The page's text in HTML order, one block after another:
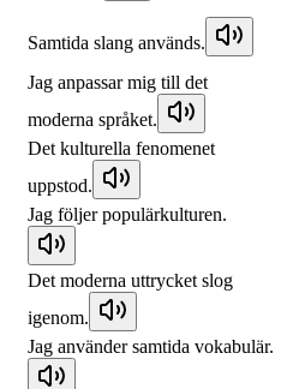
Samtida slang används.
Jag anpassar mig till det
moderna språket.
Det kulturella fenomenet
uppstod.
Jag följer populärkulturen.
Det moderna uttrycket slog
igenom.
Jag använder samtida vokabulär.